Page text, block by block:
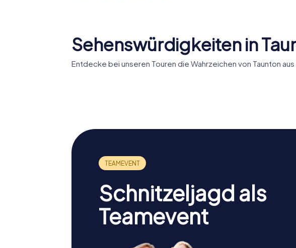
Sehenswürdigkeiten in
Entdecke bei unseren Touren die Wahrzeichen von Taunton
Schnitzeljagd als
Teamevent